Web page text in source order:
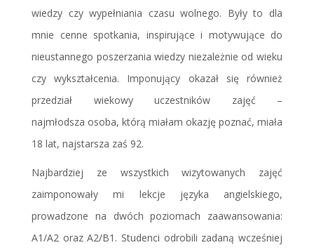
wiedzy czy wypełniania czasu wolnego. Były to dla
mnie cenne spotkania, inspirujące i motywujące do
nieustannego poszerzania wiedzy niezależnie od wieku
czy wykształcenia. Imponujący okazał się również
przedział wiekowy uczestników zajęć –
najmłodsza osoba, którą miałam okazję poznać, miała
18 lat, najstarsza zaś 92.
Najbardziej ze wszystkich wizytowanych zajęć
zaimponowały mi lekcje języka angielskiego,
prowadzone na dwóch poziomach zaawansowania:
A1/A2 oraz A2/B1. Studenci odrobili zadaną wcześniej